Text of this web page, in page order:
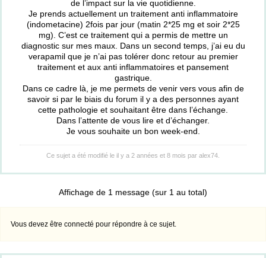
de l’impact sur la vie quotidienne.
Je prends actuellement un traitement anti inflammatoire
(indometacine) 2fois par jour (matin 2*25 mg et soir 2*25
mg). C’est ce traitement qui a permis de mettre un
diagnostic sur mes maux. Dans un second temps, j’ai eu du
verapamil que je n’ai pas tolérer donc retour au premier
traitement et aux anti inflammatoires et pansement
gastrique.
Dans ce cadre là, je me permets de venir vers vous afin de
savoir si par le biais du forum il y a des personnes ayant
cette pathologie et souhaitant être dans l’échange.
Dans l’attente de vous lire et d’échanger.
Je vous souhaite un bon week-end.
Ce sujet a été modifié le il y a 2 années et 8 mois par alex74
Affichage de 1 message (sur 1 au total)
Vous devez être connecté pour répondre à ce sujet.